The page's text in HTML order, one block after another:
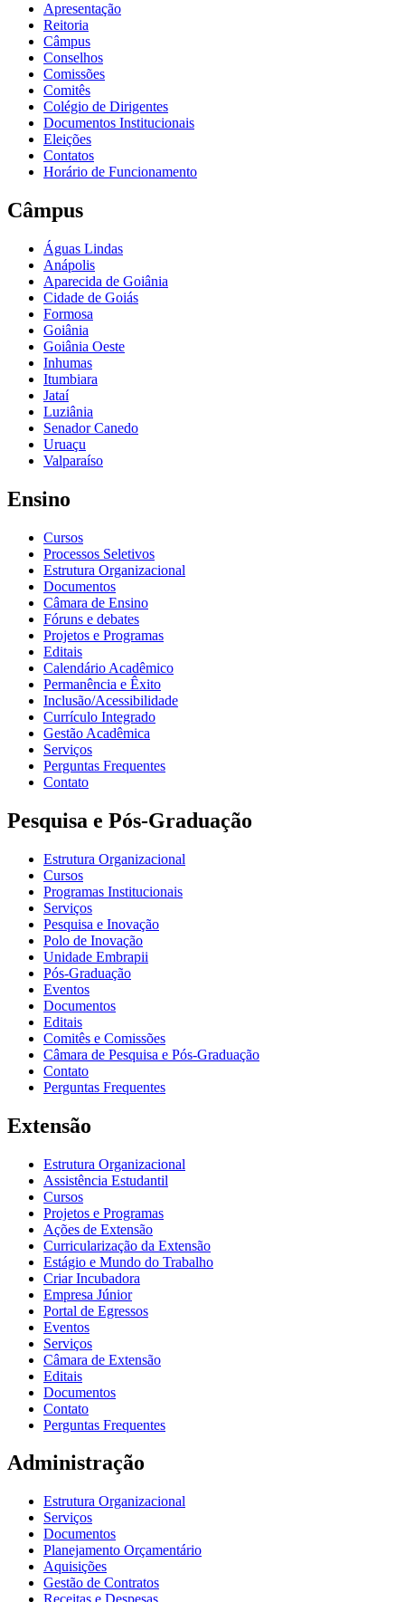
Apresentação
Reitoria
Câmpus
Conselhos
Comissões
Comitês
Colégio de Dirigentes
Documentos Institucionais
Eleições
Contatos
Horário de Funcionamento
Câmpus
Águas Lindas
Anápolis
Aparecida de Goiânia
Cidade de Goiás
Formosa
Goiânia
Goiânia Oeste
Inhumas
Itumbiara
Jataí
Luziânia
Senador Canedo
Uruaçu
Valparaíso
Ensino
Cursos
Processos Seletivos
Estrutura Organizacional
Documentos
Câmara de Ensino
Fóruns e debates
Projetos e Programas
Editais
Calendário Acadêmico
Permanência e Êxito
Inclusão/Acessibilidade
Currículo Integrado
Gestão Acadêmica
Serviços
Perguntas Frequentes
Contato
Pesquisa e Pós-Graduação
Estrutura Organizacional
Cursos
Programas Institucionais
Serviços
Pesquisa e Inovação
Polo de Inovação
Unidade Embrapii
Pós-Graduação
Eventos
Documentos
Editais
Comitês e Comissões
Câmara de Pesquisa e Pós-Graduação
Contato
Perguntas Frequentes
Extensão
Estrutura Organizacional
Assistência Estudantil
Cursos
Projetos e Programas
Ações de Extensão
Curricularização da Extensão
Estágio e Mundo do Trabalho
Criar Incubadora
Empresa Júnior
Portal de Egressos
Eventos
Serviços
Câmara de Extensão
Editais
Documentos
Contato
Perguntas Frequentes
Administração
Estrutura Organizacional
Serviços
Documentos
Planejamento Orçamentário
Aquisições
Gestão de Contratos